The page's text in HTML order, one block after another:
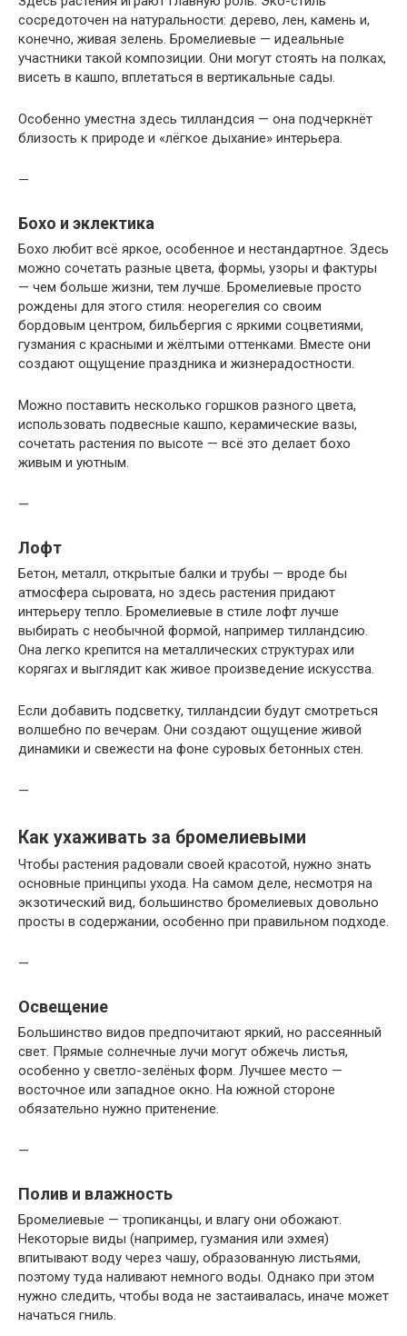
сосредоточен на натуральности: дерево, лен, камень и,
конечно, живая зелень. Бромелиевые — идеальные
участники такой композиции. Они могут стоять на полках,
висеть в кашпо, вплетаться в вертикальные сады.
Особенно уместна здесь тилландсия — она подчеркнёт
близость к природе и «лёгкое дыхание» интерьера.
—
Бохо и эклектика
Бохо любит всё яркое, особенное и нестандартное. Здесь
можно сочетать разные цвета, формы, узоры и фактуры
— чем больше жизни, тем лучше. Бромелиевые просто
рождены для этого стиля: неорегелия со своим
бордовым центром, бильбергия с яркими соцветиями,
гузмания с красными и жёлтыми оттенками. Вместе они
создают ощущение праздника и жизнерадостности.
Можно поставить несколько горшков разного цвета,
использовать подвесные кашпо, керамические вазы,
сочетать растения по высоте — всё это делает бохо
живым и уютным.
—
Лофт
Бетон, металл, открытые балки и трубы — вроде бы
атмосфера сыровата, но здесь растения придают
интерьеру тепло. Бромелиевые в стиле лофт лучше
выбирать с необычной формой, например тилландсию.
Она легко крепится на металлических структурах или
корягах и выглядит как живое произведение искусства.
Если добавить подсветку, тилландсии будут смотреться
волшебно по вечерам. Они создают ощущение живой
динамики и свежести на фоне суровых бетонных стен.
—
Как ухаживать за бромелиевыми
Чтобы растения радовали своей красотой, нужно знать
основные принципы ухода. На самом деле, несмотря на
экзотический вид, большинство бромелиевых довольно
просты в содержании, особенно при правильном подходе.
—
Освещение
Большинство видов предпочитают яркий, но рассеянный
свет. Прямые солнечные лучи могут обжечь листья,
особенно у светло-зелёных форм. Лучшее место —
восточное или западное окно. На южной стороне
обязательно нужно притенение.
—
Полив и влажность
Бромелиевые — тропиканцы, и влагу они обожают.
Некоторые виды (например, гузмания или эхмея)
впитывают воду через чашу, образованную листьями,
поэтому туда наливают немного воды. Однако при этом
нужно следить, чтобы вода не застаивалась, иначе может
начаться гниль.